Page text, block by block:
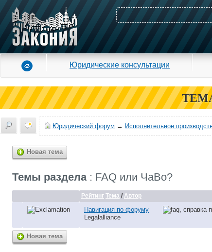
Юридические консультации
Юридический форум → Исполнительное
Новая тема
Темы раздела: FAQ или ЧаВо?
Рейтинг Тема / Автор
Навигация по форуму
Legalalliance
Новая тема